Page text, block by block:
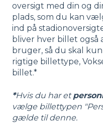
oversigt med din og
plads, som du kan
ind på
bliver hver billet
bruger, så du skal
rigtige billettype,
billet.*
*Hvis du har et
vælge billettypen
gælde til denne.